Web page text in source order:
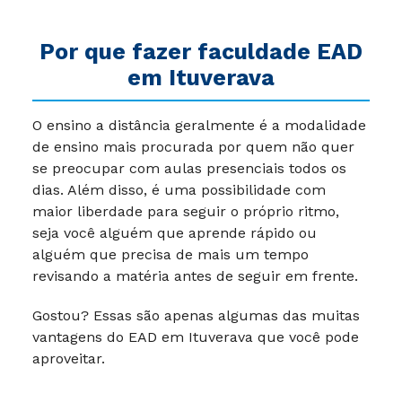
Por que fazer faculdade EAD
em Ituverava
O ensino a distância geralmente é a modalidade
de ensino mais procurada por quem não quer
se preocupar com aulas presenciais todos os
dias. Além disso, é uma possibilidade com
maior liberdade para seguir o próprio ritmo,
seja você alguém que aprende rápido ou
alguém que precisa de mais um tempo
revisando a matéria antes de seguir em frente.
Gostou? Essas são apenas algumas das muitas
vantagens do EAD em Ituverava que você pode
aproveitar.